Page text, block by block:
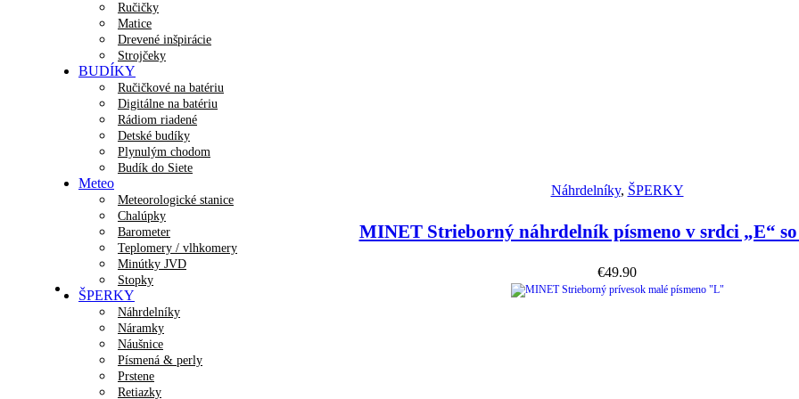
Ručičky
Matice
Drevené inšpirácie
Strojčeky
BUDÍKY
Ručičkové na batériu
Digitálne na batériu
Rádiom riadené
Detské budíky
Plynulým chodom
Budík do Siete
Meteo
Meteorologické stanice
Chalúpky
Barometer
Teplomery / vlhkomery
Minútky JVD
Stopky
ŠPERKY
Náhrdelníky
Náramky
Náušnice
Písmená & perly
Prstene
Retiazky
Náhrdelníky, ŠPERKY
MINET Strieborný náhrdelník písmeno v srdci „E“
€49.90